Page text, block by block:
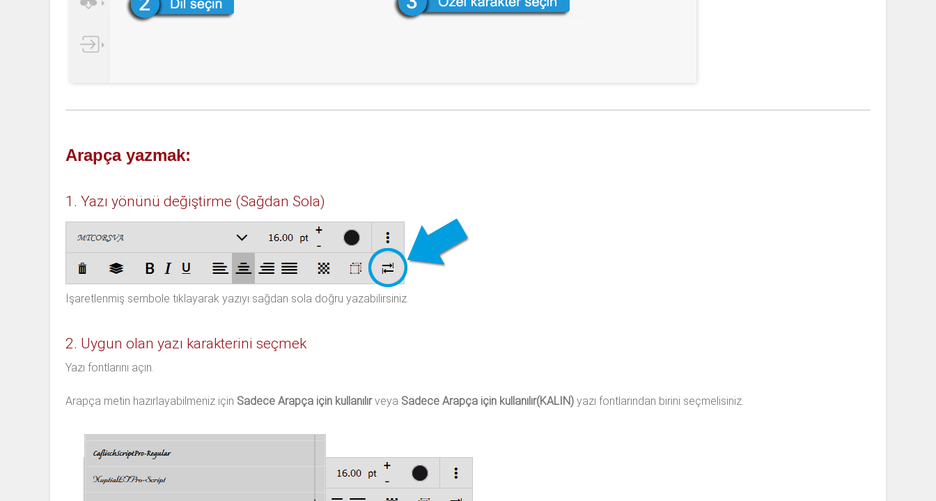
Arapça yazmak:
1. Yazı yönünü değiştirme (Sağdan Sola)
İşaretlenmiş sembole tıklayarak yazıyı sağdan sola doğru yazabilirsiniz.
2. Uygun olan yazı karakterini seçmek
Yazı fontlarını açın.
Arapça metin hazırlayabilmeniz için Sadece Arapça için kullanılırveya Sadece Arapça için kullanılır(KALIN) yazı fontlarından birini seçmelisiniz.